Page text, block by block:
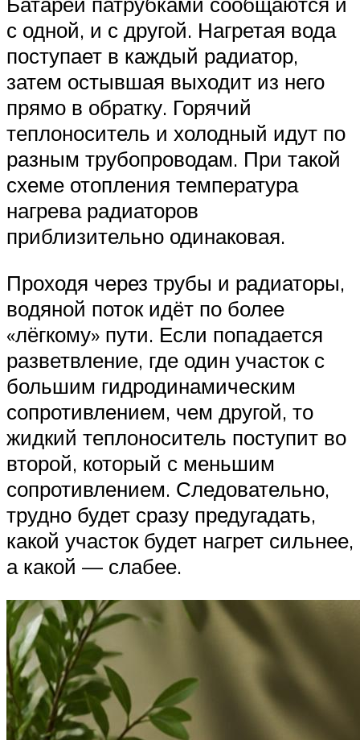
с одной, и с другой. Нагретая вода
поступает в каждый радиатор,
затем остывшая выходит из него
прямо в обратку. Горячий
теплоноситель и холодный идут по
разным трубопроводам. При такой
схеме отопления температура
нагрева радиаторов
приблизительно одинаковая.
Проходя через трубы и радиаторы,
водяной поток идёт по более
«лёгкому» пути. Если попадается
разветвление, где один участок с
большим гидродинамическим
сопротивлением, чем другой, то
жидкий теплоноситель поступит во
второй, который с меньшим
сопротивлением. Следовательно,
трудно будет сразу предугадать,
какой участок будет нагрет сильнее,
а какой — слабее.